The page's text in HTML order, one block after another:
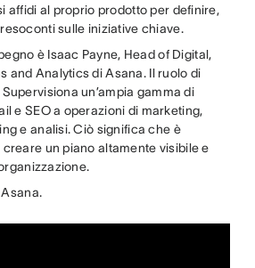
affidi al proprio prodotto per definire,
sulle iniziative chiave.
è Isaac Payne, Head of Digital,
and Analytics di Asana. Il ruolo di
un’ampia gamma di
e SEO a operazioni di marketing,
e analisi. Ciò significa che è
un piano altamente visibile e